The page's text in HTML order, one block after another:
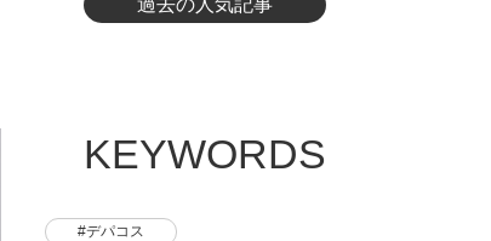
過去の人気記事
KEYWORDS
#デパコス